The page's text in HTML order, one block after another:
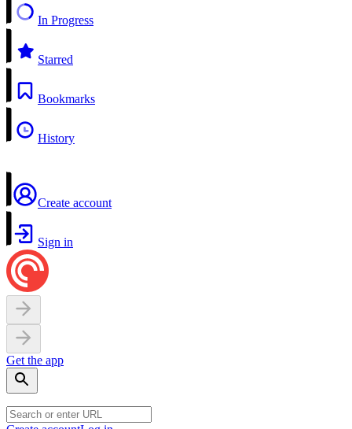
In Progress
Starred
Bookmarks
History
Create account
Sign in
Get the app